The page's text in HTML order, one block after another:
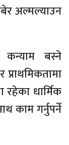
अल्मल्याउन
बस्ने
रहेका धार्मिक
काम गर्नुपर्ने